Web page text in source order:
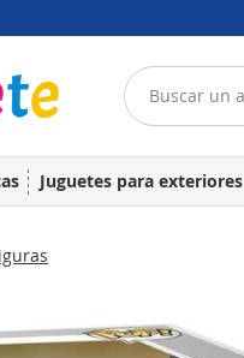
Juguetes para exteriores